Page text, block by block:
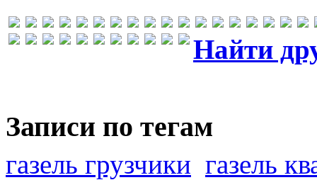
Найти
Записи по тегам
газель грузчики газель